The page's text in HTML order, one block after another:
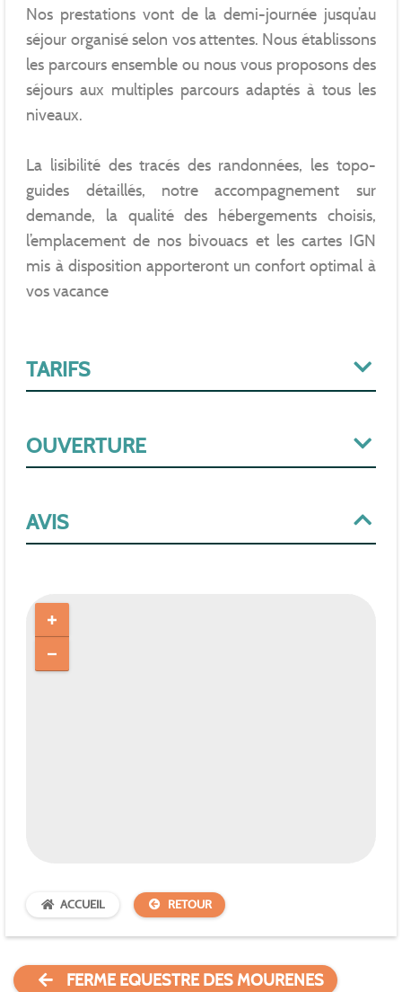
Nos prestations vont de la demi-journée jusqu’au
séjour organisé selon vos attentes. Nous établissons
les parcours ensemble ou nous vous proposons des
séjours aux multiples parcours adaptés à tous les
niveaux.
La lisibilité des tracés des randonnées, les topo-
guides détaillés, notre accompagnement sur
demande, la qualité des hébergements choisis,
l’emplacement de nos bivouacs et les cartes IGN
mis à disposition apporteront un confort optimal à
vos vacance
TARIFS
OUVERTURE
AVIS
ACCUEIL RETOUR
FERME EQUESTRE DES MOURENES